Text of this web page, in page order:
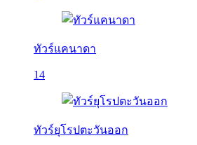
ทัวร์แคนาดา
14
ทัวร์ยุโรปตะวันออก